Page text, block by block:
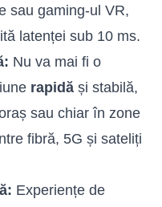
sau gaming-ul VR,
latenței sub 10 ms.
Nu va mai fi o
rapidă și stabilă,
sau chiar în zone
fibră, 5G și sateliți
Experiențe de